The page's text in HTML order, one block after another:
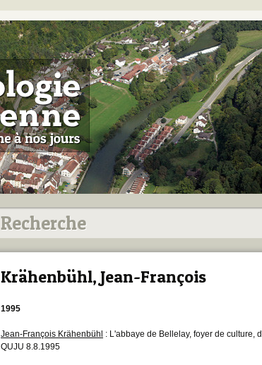
Krähenbühl, Jean-François
1995
Jean-François Krähenbühl : L'abbaye de Bellelay, foyer de culture,
QUJU 8.8.1995